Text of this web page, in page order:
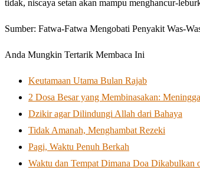
tidak, niscaya setan akan mampu menghancur-
Sumber: Fatwa-Fatwa Mengobati Penyakit Was-
Anda Mungkin Tertarik Membaca Ini
Keutamaan Utama Bulan Rajab
2 Dosa Besar yang Membinasakan:
Dzikir agar Dilindungi Allah dari Bahaya
Tidak Amanah, Menghambat Rezeki
Pagi, Waktu Penuh Berkah
Waktu dan Tempat Dimana Doa Dikabulkan